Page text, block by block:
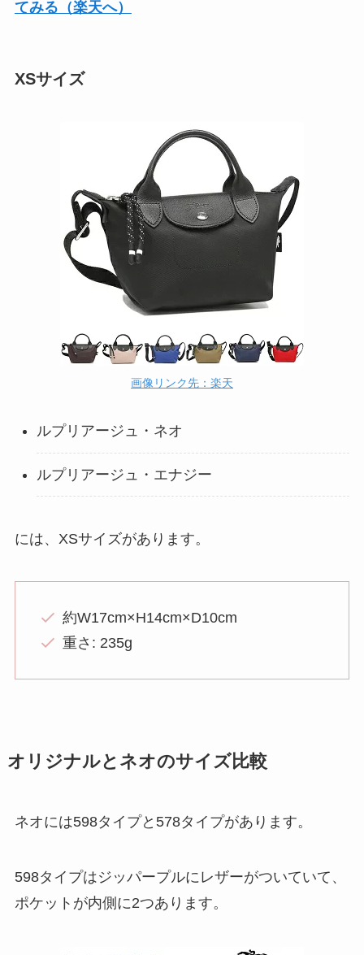
てみる（楽天へ）
XSサイズ
画像リンク先：楽天
ルプリアージュ・ネオ
ルプリアージュ・エナジー
には、XSサイズがあります。
約W17cm×H14cm×D10cm
重さ: 235g
オリジナルとネオのサイズ比較
ネオには598タイプと578タイプがあります。
598タイプはジッパープルにレザーがついていて、
ポケットが内側に2つあります。